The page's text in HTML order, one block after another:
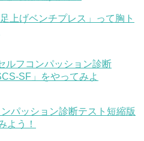
上げベンチプレス」って胸ト
パッション診断テスト短縮版
よう！